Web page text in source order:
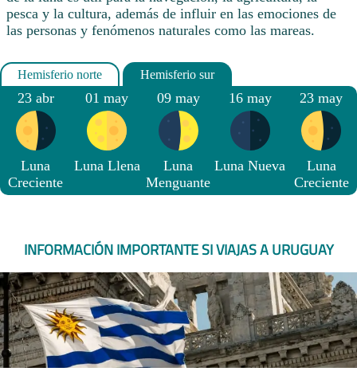
pesca y la cultura, además de influir en las emociones de
las personas y fenómenos naturales como las mareas.
23 abr
Luna
Creciente
01 may
Luna Llena
09 may
Luna
Menguante
16 may
Luna Nueva
23 may
Luna
Creciente
INFORMACIÓN IMPORTANTE SI VIAJAS A URUGUAY